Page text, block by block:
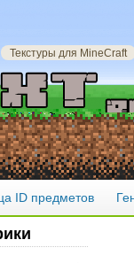
Текстуры для MineCraft
ID предметов